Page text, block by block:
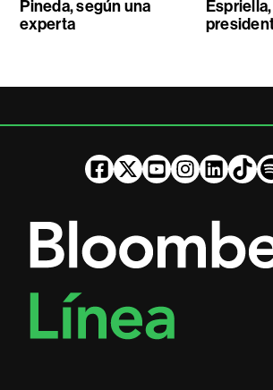
Pineda, según una
experta